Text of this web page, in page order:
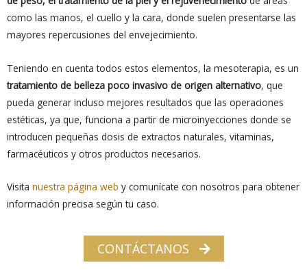
como las manos, el cuello y la cara, donde suelen presentarse las
mayores repercusiones del envejecimiento.
Teniendo en cuenta todos estos elementos, la mesoterapia, es un
tratamiento de belleza poco invasivo de origen alternativo, que
pueda generar incluso mejores resultados que las operaciones
estéticas, ya que, funciona a partir de microinyecciones donde se
introducen pequeñas dosis de extractos naturales, vitaminas,
farmacéuticos y otros productos necesarios.
Visita nuestra página web y comunícate con nosotros para obtener
información precisa según tu caso.
CONTÁCTANOS